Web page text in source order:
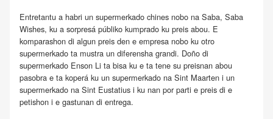
Entretantu a habri un supermerkado chines nobo na Saba, Saba
Wishes, ku a sorpresá públiko kumprado ku preis abou. E
komparashon di algun preis den e empresa nobo ku otro
supermerkado ta mustra un diferensha grandi. Doño di
supermerkado Enson Li ta bisa ku e ta tene su preisnan abou
pasobra e ta koperá ku un supermerkado na Sint Maarten i un
supermerkado na Sint Eustatius i ku nan por parti e preis di e
petishon i e gastunan di entrega.